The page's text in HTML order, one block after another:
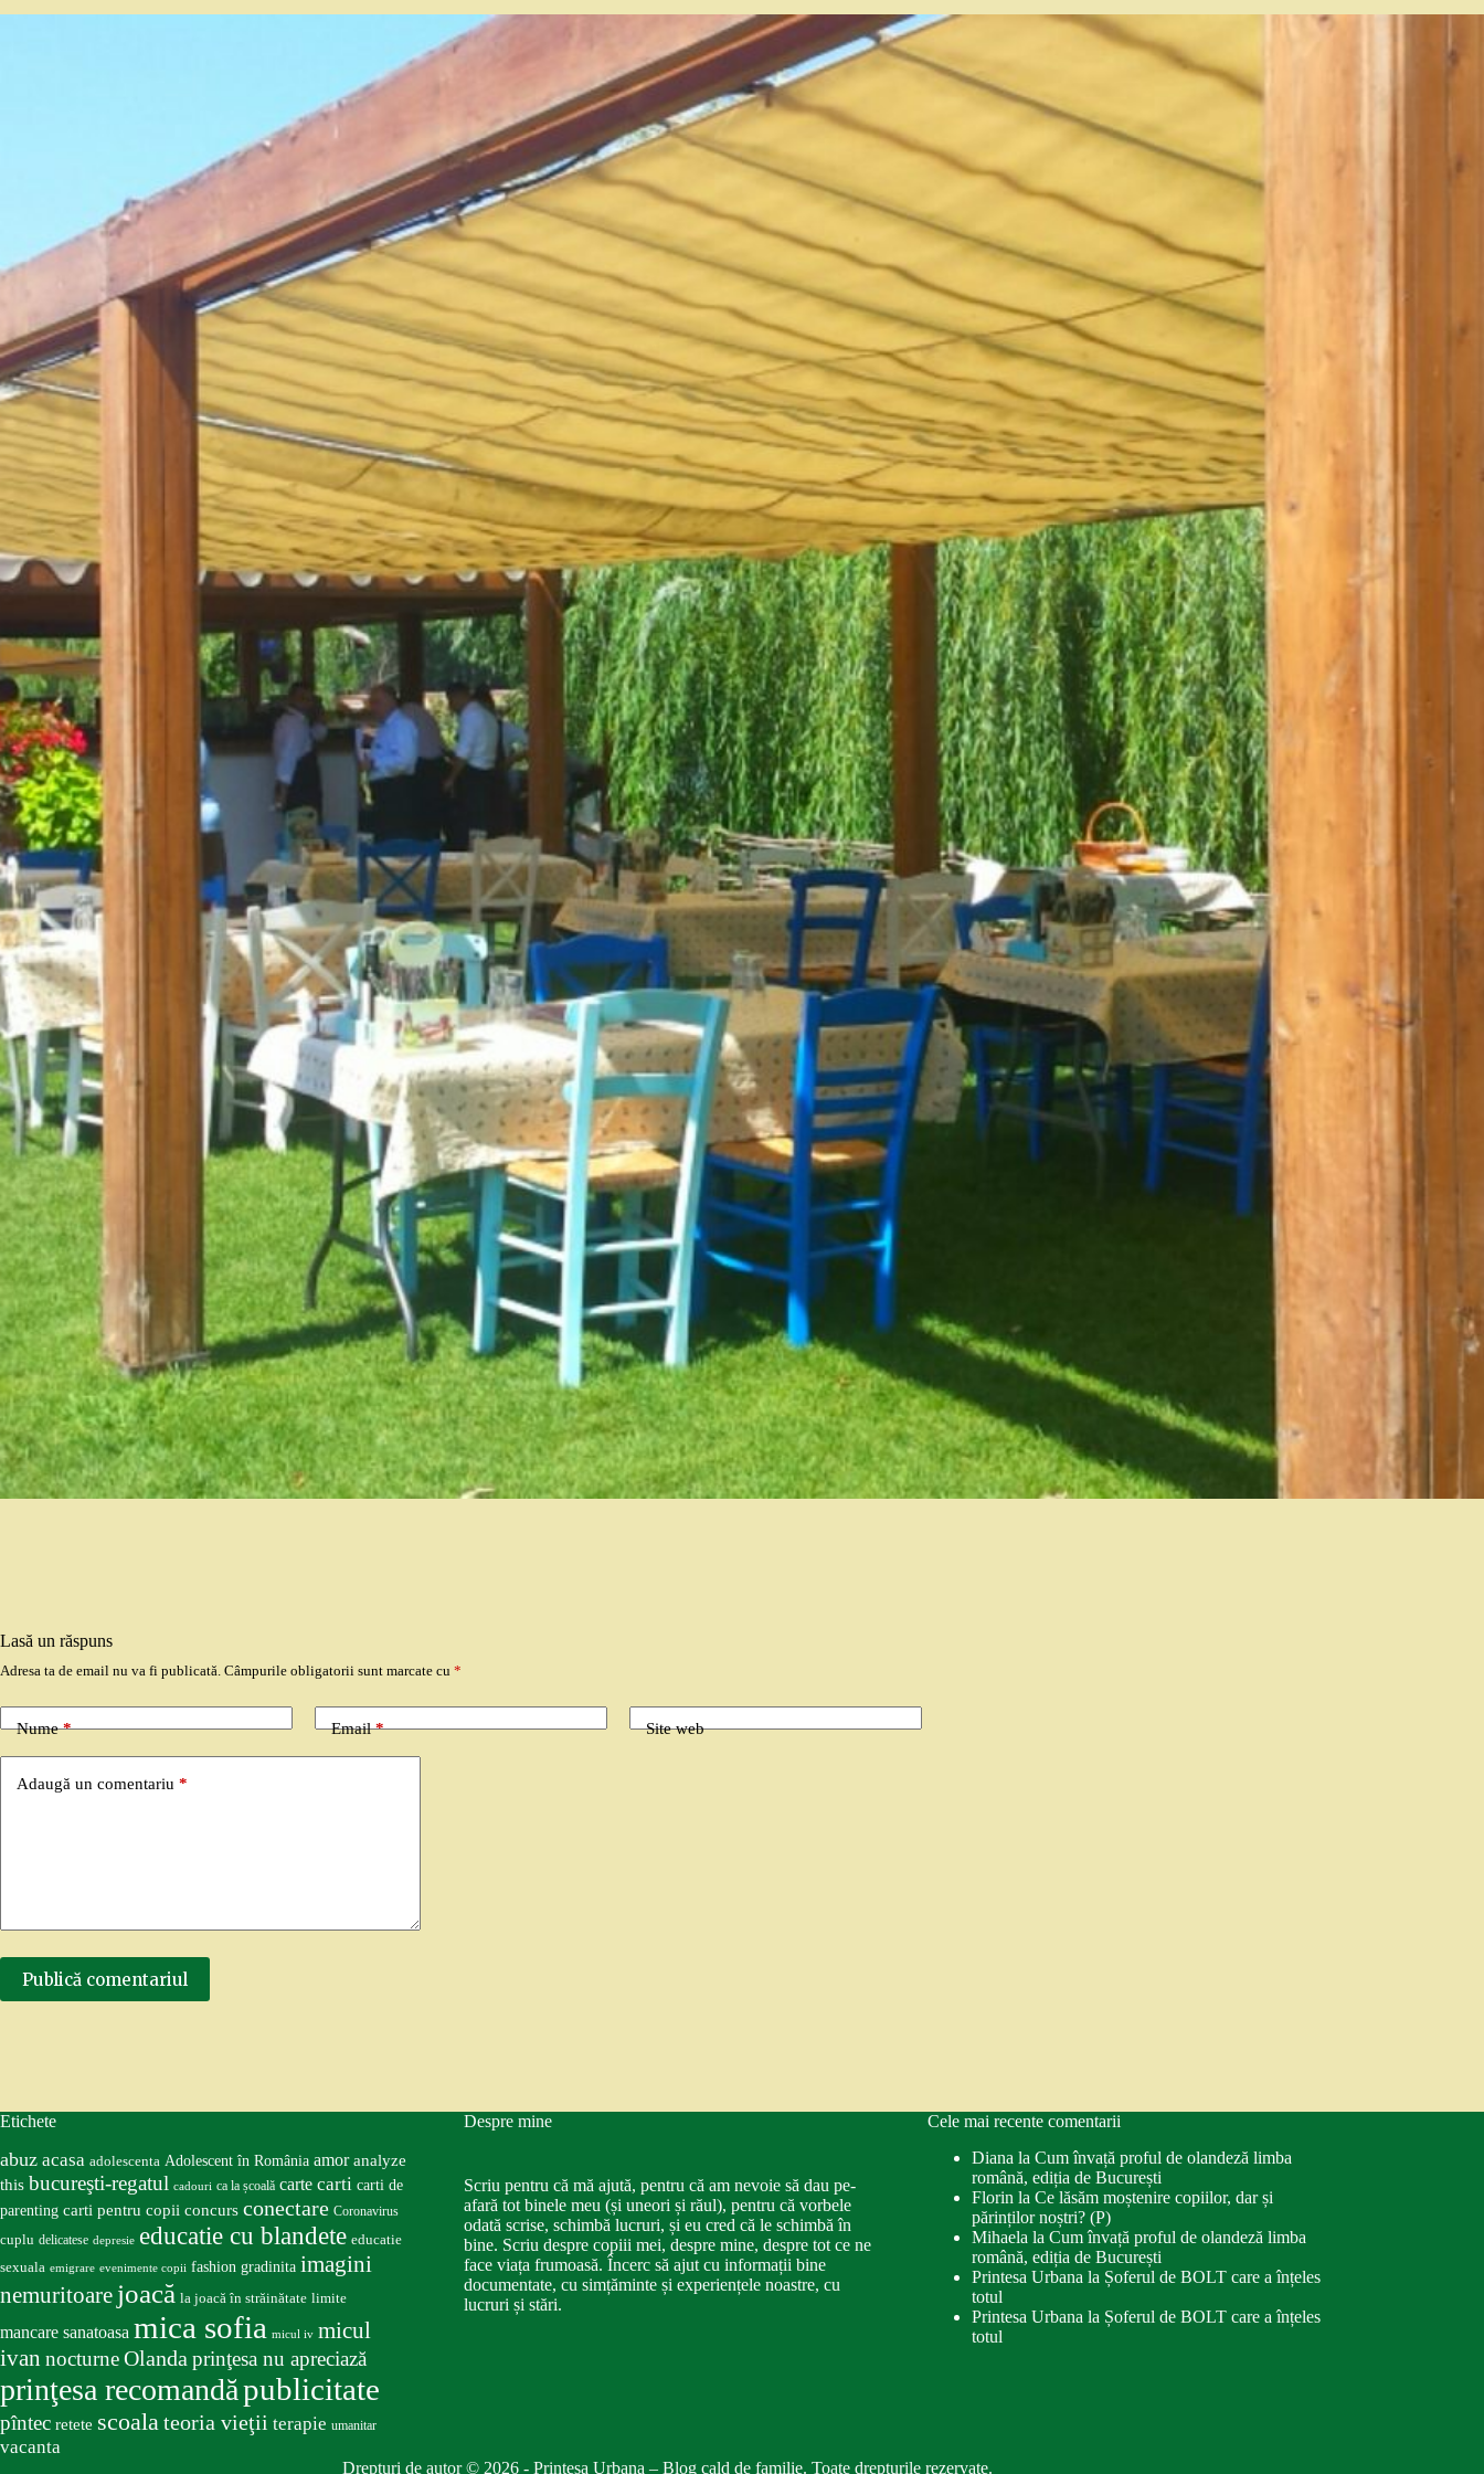
Lasă un răspuns
Adresa ta de email nu va fi publicată. Câmpurile obligatorii sunt marcate cu *
Nume* Email* Site web
Adaugă un comentariu *
Publică comentariul
Etichete
abuz acasa adolescenta Adolescent în România amor analyze
this bucureşti-regatul cadouri ca la școală carte carti carti de
parenting carti pentru copii concurs conectare Coronavirus
cuplu delicatese depresie educatie cu blandete educatie
sexuala emigrare evenimente copii fashion gradinita imagini
nemuritoare joacă la joacă în străinătate limite
mancare sanatoasa mica sofia micul iv micul
ivan nocturneOlanda prinţesa nu apreciază
prinţesa recomandăpublicitate
pîntec retete scoalateoria vieţii terapie umanitar
vacanta
Despre mine
Scriu pentru că mă ajută, pentru că am nevoie să dau pe-
afară tot binele meu (și uneori și răul), pentru că vorbele
odată scrise, schimbă lucruri, și eu cred că le schimbă în
bine. Scriu despre copiii mei, despre mine, despre tot ce ne
face viața frumoasă. Încerc să ajut cu informații bine
documentate, cu simțăminte și experiențele noastre, cu
lucruri și stări.
Cele mai recente comentarii
Diana la Cum învață proful de olandeză limba
română, ediția de București
Florin la Ce lăsăm moștenire copiilor, dar și
părinților noștri? (P)
Mihaela la Cum învață proful de olandeză limba
română, ediția de București
Printesa Urbana la Șoferul de BOLT care a înțeles
totul
Printesa Urbana la Șoferul de BOLT care a înțeles
totul
Drepturi de autor © 2026 - Printesa Urbana – Blog cald de familie. Toate drepturile rezervate.